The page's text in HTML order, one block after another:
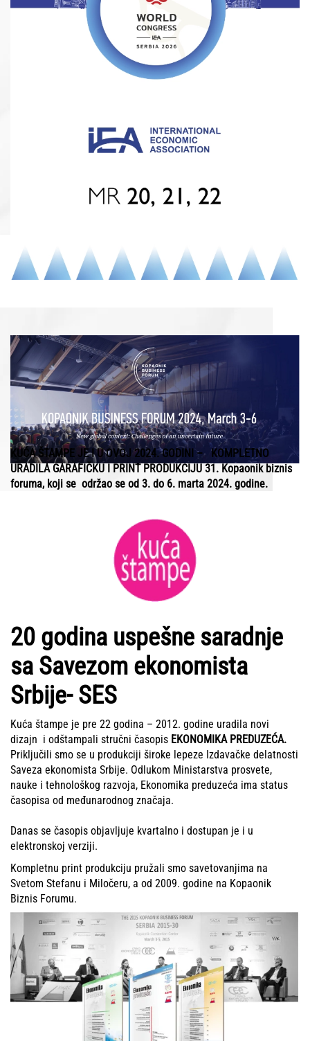
KUĆA ŠTAMPE JE I U OVOJ 2024. GODINI – KOMPLETNO
URADILA GARAFIČKU I PRINT PRODUKCIJU 31. Kopaonik biznis
foruma, koji se održao se od 3. do 6. marta 2024. godine.
20 godina uspešne saradnje
sa Savezom ekonomista
Srbije- SES
Kuća štampe je pre 22 godina – 2012. godine uradila novi
dizajn i odštampali stručni časopis EKONOMIKA PREDUZEĆA.
Priključili smo se u produkciji široke lepeze Izdavačke delatnosti
Saveza ekonomista Srbije. Odlukom Ministarstva prosvete,
nauke i tehnološkog razvoja, Ekonomika preduzeća ima status
časopisa od međunarodnog značaja.
Danas se časopis objavljuje kvartalno i dostupan je i u
elektronskoj verziji.
Kompletnu print produkciju pružali smo savetovanjima na
Svetom Stefanu i Miločeru, a od 2009. godine na Kopaonik
Biznis Forumu.